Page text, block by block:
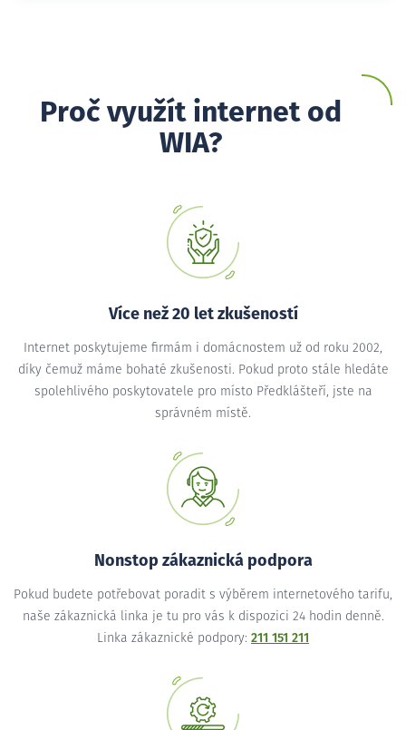
Proč využít internet od
WIA?
Více než 20 let zkušeností
Internet poskytujeme firmám i domácnostem už od roku 2002,
díky čemuž máme bohaté zkušenosti. Pokud proto stále hledáte
spolehlivého poskytovatele pro místo Předklášteří, jste na
správném místě.
Nonstop zákaznická podpora
Pokud budete potřebovat poradit s výběrem internetového tarifu,
naše zákaznická linka je tu pro vás k dispozici 24 hodin denně.
Linka zákaznické podpory: 211 151 211